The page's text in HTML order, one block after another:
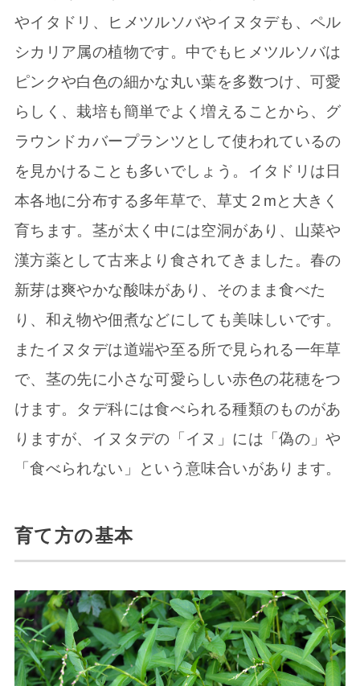
やイタドリ、ヒメツルソバやイヌタデも、ペル
シカリア属の植物です。中でもヒメツルソバは
ピンクや白色の細かな丸い葉を多数つけ、可愛
らしく、栽培も簡単でよく増えることから、グ
ラウンドカバープランツとして使われているの
を見かけることも多いでしょう。イタドリは日
本各地に分布する多年草で、草丈２mと大きく
育ちます。茎が太く中には空洞があり、山菜や
漢方薬として古来より食されてきました。春の
新芽は爽やかな酸味があり、そのまま食べた
り、和え物や佃煮などにしても美味しいです。
またイヌタデは道端や至る所で見られる一年草
で、茎の先に小さな可愛らしい赤色の花穂をつ
けます。タデ科には食べられる種類のものがあ
りますが、イヌタデの「イヌ」には「偽の」や
「食べられない」という意味合いがあります。
育て方の基本